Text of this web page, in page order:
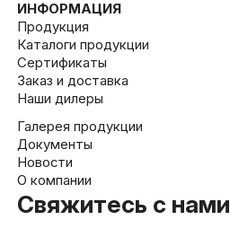
ИНФОРМАЦИЯ
Продукция
Каталоги продукции
Сертификаты
Заказ и доставка
Наши дилеры
Галерея продукции
Документы
Новости
О компании
Свяжитесь с нами